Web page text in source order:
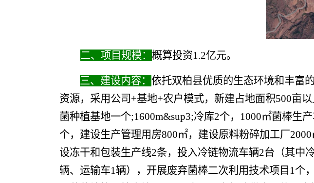
二、项目规模： 概算投资1.2亿元。
三、建设内容： 依托双柏县优质的生态环境和丰富
资源，采用公司+基地+农户模式，新建占地面积500亩
菌种植基地一个;1600m&sup3;冷库2个， 1000㎡菌棒生
个，建设生产管理用房800㎡，建设原料粉碎加工厂2000
设冻干和包装生产线2条，投入冷链物流车辆2台（其中
辆、运输车1辆），开展废弃菌棒二次利用技术项目 1个